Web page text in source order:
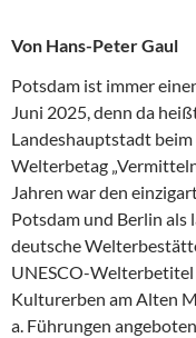
Von Hans-Peter Gaul
Potsdam ist immer
Juni 2025, denn da
Landeshauptstadt
Welterbetag
Jahren war den
Potsdam und Berlin
deutsche
UNESCO-Welterbetitel
Kulturerben am Alten
a. Führungen